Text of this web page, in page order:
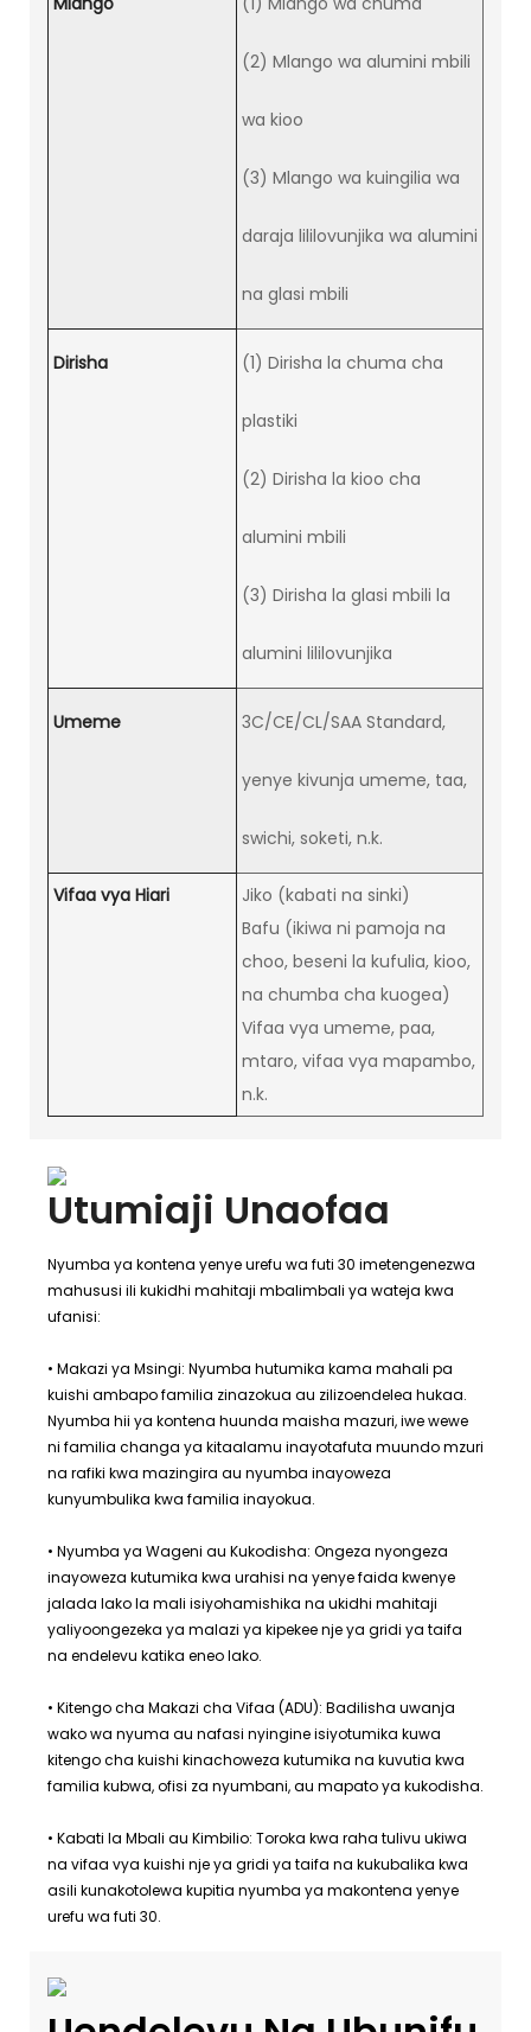
(2) Mlango wa alumini mbili
wa kioo
(3) Mlango wa kuingilia wa
daraja lililovunjika wa alumini
na glasi mbili
Dirisha (1) Dirisha la chuma cha
plastiki
(2) Dirisha la kioo cha
alumini mbili
(3) Dirisha la glasi mbili la
alumini lililovunjika
Umeme 3C/CE/CL/SAA Standard,
yenye kivunja umeme, taa,
swichi, soketi, n.k.
Vifaa vya Hiari
Jiko (kabati na sinki)
Bafu (ikiwa ni pamoja na
choo, beseni la kufulia, kioo,
na chumba cha kuogea)
Vifaa vya umeme, paa,
mtaro, vifaa vya mapambo,
n.k.
Utumiaji Unaofaa
Nyumba ya kontena yenye urefu wa futi 30 imetengenezwa
mahususi ili kukidhi mahitaji mbalimbali ya wateja kwa
ufanisi:
• Makazi ya Msingi: Nyumba hutumika kama mahali pa
kuishi ambapo familia zinazokua au zilizoendelea hukaa.
Nyumba hii ya kontena huunda maisha mazuri, iwe wewe
ni familia changa ya kitaalamu inayotafuta muundo mzuri
na rafiki kwa mazingira au nyumba inayoweza
kunyumbulika kwa familia inayokua.
• Nyumba ya Wageni au Kukodisha: Ongeza nyongeza
inayoweza kutumika kwa urahisi na yenye faida kwenye
jalada lako la mali isiyohamishika na ukidhi mahitaji
yaliyoongezeka ya malazi ya kipekee nje ya gridi ya taifa
na endelevu katika eneo lako.
• Kitengo cha Makazi cha Vifaa (ADU): Badilisha uwanja
wako wa nyuma au nafasi nyingine isiyotumika kuwa
kitengo cha kuishi kinachoweza kutumika na kuvutia kwa
familia kubwa, ofisi za nyumbani, au mapato ya kukodisha.
• Kabati la Mbali au Kimbilio: Toroka kwa raha tulivu ukiwa
na vifaa vya kuishi nje ya gridi ya taifa na kukubalika kwa
asili kunakotolewa kupitia nyumba ya makontena yenye
urefu wa futi 30.